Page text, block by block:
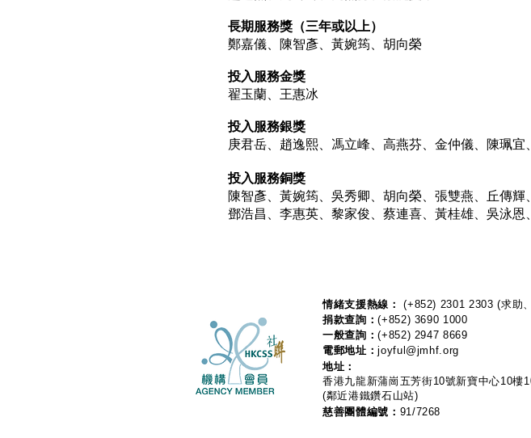
長期服務獎（三年或以上）
鄭嘉儀、陳智彥、黃婉筠、胡向榮
投入服務金獎
翟玉蘭、王惠冰
投入服務銀獎
庚君岳、趙逸熙、馮立峰、高燕芬、金仲儀、陳珮
投入服務銅獎
陳智彥、黃婉筠、吳秀卿、胡向榮、張雙燕、丘傳
鄧浩昌、李惠英、黎家俊、蔡連喜、黃桂雄、吳泳恩
情緒支援熱線：​​(+852) 2301 2303(求助
捐款查詢：(+852) 3690 1000
一般查詢：(+852) 2947 8669
電郵地址：joyful@jmhf.org
地址：
香港九龍新蒲崗五芳街10號新寶中心10樓
(鄰近港鐵鑽石山站)
慈善團體編號： 91/7268